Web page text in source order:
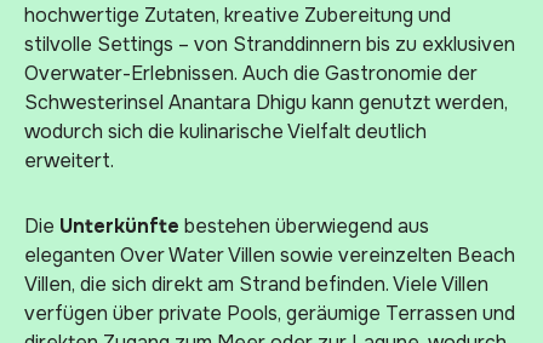
hochwertige Zutaten, kreative Zubereitung und
stilvolle Settings – von Stranddinnern bis zu exklusiven
Overwater-Erlebnissen. Auch die Gastronomie der
Schwesterinsel Anantara Dhigu kann genutzt werden,
wodurch sich die kulinarische Vielfalt deutlich
erweitert.
Die Unterkünfte bestehen überwiegend aus
eleganten Over Water Villen sowie vereinzelten Beach
Villen, die sich direkt am Strand befinden. Viele Villen
verfügen über private Pools, geräumige Terrassen und